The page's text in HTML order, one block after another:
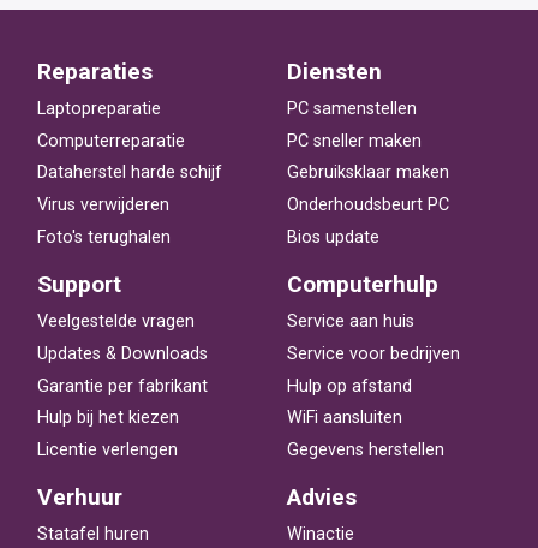
Reparaties
Laptopreparatie
Computerreparatie
Dataherstel harde schijf
Virus verwijderen
Foto's terughalen
Diensten
PC samenstellen
PC sneller maken
Gebruiksklaar maken
Onderhoudsbeurt PC
Bios update
Support
Veelgestelde vragen
Updates & Downloads
Garantie per fabrikant
Hulp bij het kiezen
Licentie verlengen
Computerhulp
Service aan huis
Service voor bedrijven
Hulp op afstand
WiFi aansluiten
Gegevens herstellen
Verhuur
Statafel huren
Advies
Winactie